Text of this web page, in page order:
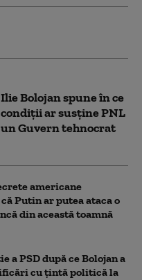
Ilie Bolojan spune în ce
condiții ar susține PNL
un Guvern tehnocrat
americane
Putin ar putea ataca o
din această toamnă
a PSD după ce Bolojan a
cu țintă politică la